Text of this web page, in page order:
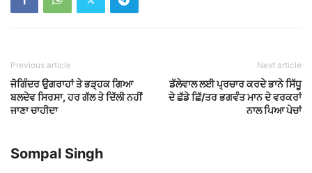
Previous article
ਜੋਗਿੰਦਰ ਉਗਰਾਹਾਂ ਤੇ ਭੜ੍ਹਕ ਗਿਆ
ਬਲਦੇਵ ਸਿਰਸਾ, ਹਰ ਗੱਲ ਤੇ ਦਿੱਲੀ ਨਹੀਂ
ਜਾਣਾ ਚਾਹੀਦਾ
Next article
ਡੱਲੇਵਾਲ ਲਈ ਪ੍ਰਚਾਰ ਕਰਦੇ ਭਾਨੇ ਸਿੱਧੂ
ਦੇ ਛੱਡੇ ਛਿੱ/ਤਰ ਭਗਵੰਤ ਮਾਨ ਦੇ ਵਰਕਰਾਂ
ਨਾਲ ਪਿਆ ਪੇਚਾਂ
Sompal Singh